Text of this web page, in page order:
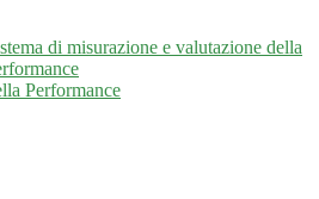
di misurazione e valutazione della
Performance